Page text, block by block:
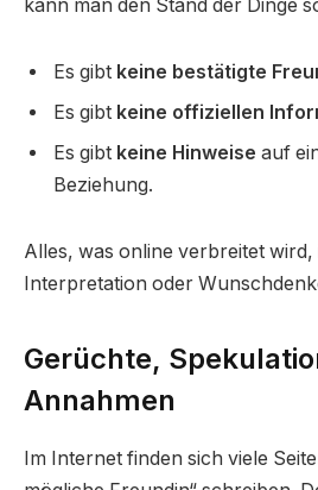
kann man den Stand der Dinge
Es gibt keine bestätigte
Es gibt keine offiziellen
Es gibt keine Hinweise auf
Beziehung.
Alles, was online verbreitet wird,
Interpretation oder
Gerüchte,
Annahmen
Im Internet finden sich viele